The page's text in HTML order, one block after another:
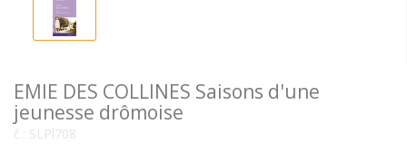
EMIE DES COLLINES Saisons d'une
jeunesse drômoise
č.: SLPl708